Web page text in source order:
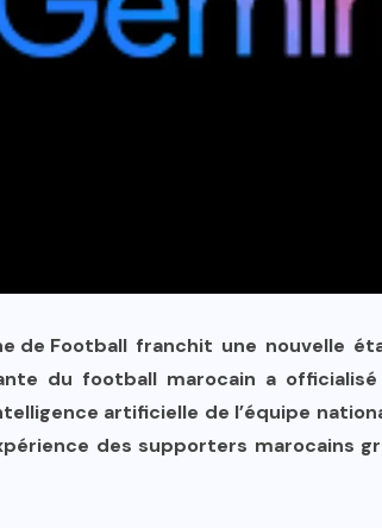
de Football franchit une nouvelle
du football marocain a officialisé
artificielle de l’équipe
des supporters marocains